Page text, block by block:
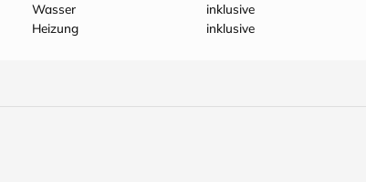
Wasser
inklusive
Heizung
inklusive